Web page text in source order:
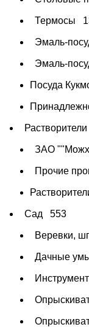
Термосы
Эмаль-
Эмаль-
Посуда
Растворители
ЗАО
Прочие
Сад 553
Веревки,
Дачные